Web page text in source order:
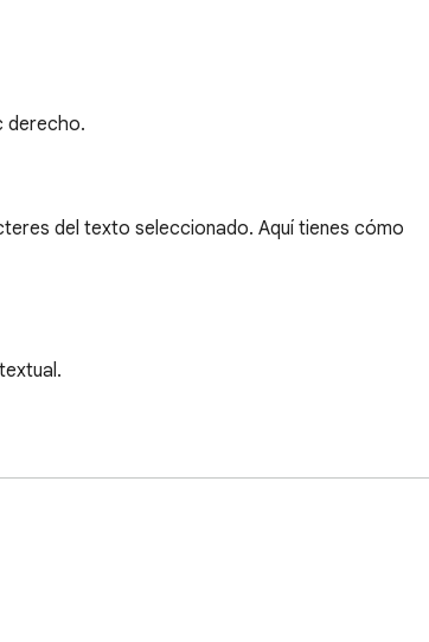
derecho.
del texto seleccionado. Aquí tienes cómo
texto seleccionado!